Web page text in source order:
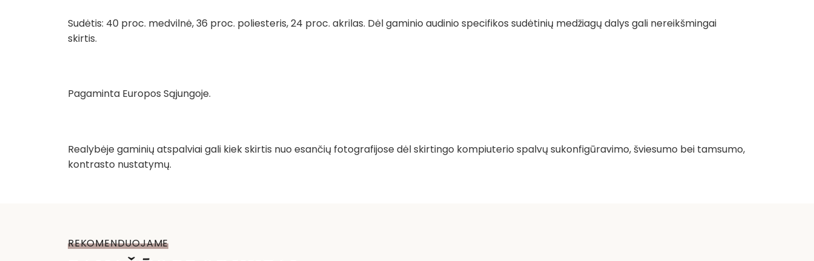
Sudėtis: 40 proc. medvilnė, 36 proc. poliesteris, 24 proc. akrilas. Dėl gaminio audinio specifikos sudėtinių medžiagų dalys gali nereikšmingai
skirtis.
Pagaminta Europos Sąjungoje.
Realybėje gaminių atspalviai gali kiek skirtis nuo esančių fotografijose dėl skirtingo kompiuterio spalvų sukonfigūravimo, šviesumo bei tamsumo,
kontrasto nustatymų.
REKOMENDUOJAME